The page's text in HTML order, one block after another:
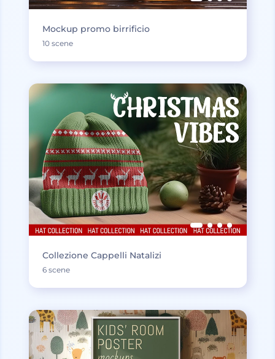
Mockup promo birrificio
10 scene
Collezione Cappelli Natalizi
6 scene